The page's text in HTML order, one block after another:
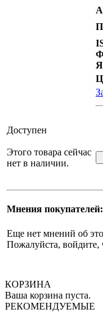
Доступен
Этого товара сейчас
нет в наличии.
Мнения покупателей:
Еще нет мнений об
Пожалуйста, войдите,
КОРЗИНА
Ваша корзина пуста.
РЕКОМЕНДУЕМЫЕ